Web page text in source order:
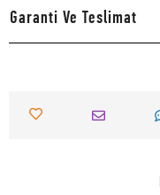
Garanti Ve Teslimat